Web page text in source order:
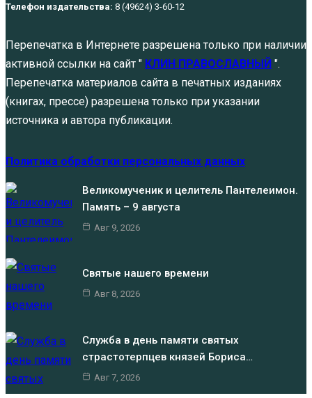
Телефон издательства: 8 (49624) 3-60-12
Перепечатка в Интернете разрешена только при наличии
активной ссылки на сайт " КЛИН ПРАВОСЛАВНЫЙ ".
Перепечатка материалов сайта в печатных изданиях
(книгах, прессе) разрешена только при указании
источника и автора публикации.
Политика обработки персональных данных
Великомученик и целитель Пантелеимон.
Память – 9 августа
Авг 9, 2026
Святые нашего времени
Авг 8, 2026
Служба в день памяти святых
страстотерпцев князей Бориса…
Авг 7, 2026